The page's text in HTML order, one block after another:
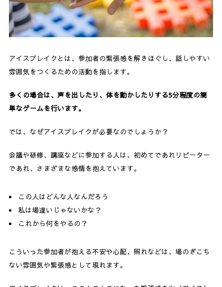
4. 代表的なアイスブレイク例3つ
4-1. (1) じゃんけん系
4-3. (3)リフレッシュ系
5. 大人の参加者ほど、アイスブレイクの必要性を説
明しないといけない
アイスブレイクとは、参加者の緊張感を解きほぐし、話しやすい
雰囲気をつくるための活動を指します。
多くの場合は、声を出したり、体を動かしたりする5分程度の簡
単なゲームを行います。
では、なぜアイスブレイクが必要なのでしょうか？
会議や研修、講座などに参加する人は、初めてであれリピーター
であれ、さまざまな感情を抱えています。
この人はどんな人なんだろう
私は場違いじゃないかな？
これから何をやるの？
こういった参加者が抱える不安や心配、照れなどは、場のぎこち
ない雰囲気や緊張感として現れます。